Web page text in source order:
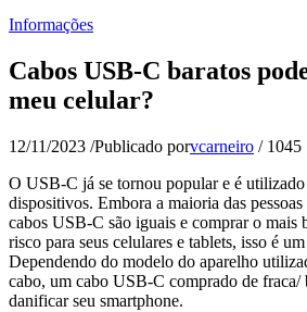
Informações
Cabos USB-C baratos
meu celular?
12/11/2023 /Publicado porvcarneiro / 1045
O USB-C já se tornou popular e é utilizado
dispositivos. Embora a maioria das
cabos USB-C são iguais e comprar o mais
risco para seus celulares e tablets, isso é
Dependendo do modelo do aparelho
cabo, um cabo USB-C comprado de fraca/
danificar seu smartphone.